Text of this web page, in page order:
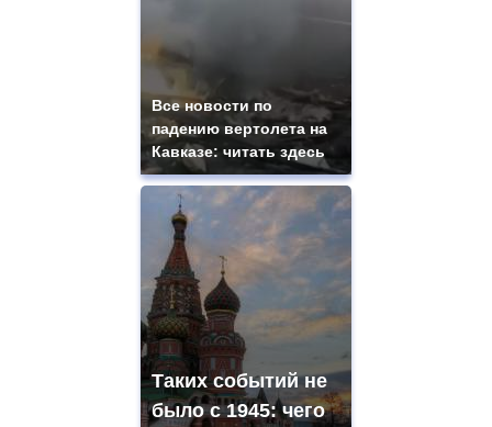
Все новости по
падению вертолета на
Кавказе: читать здесь
Таких событий не
было с 1945: чего